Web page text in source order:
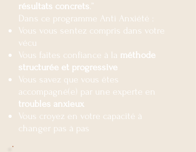
résultats concrets.”
Dans ce programme Anti Anxiété :
Vous vous sentez compris dans votre
vécu
Vous faites confiance à la méthode
structurée et progressive
Vous savez que vous êtes
accompagné(e) par une experte en
troubles anxieux
Vous croyez en votre capacité à
changer pas à pas